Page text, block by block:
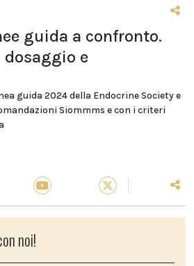
guida a confronto.
dosaggio e
guida 2024 della Endocrine Society e
Siommms e con i criteri
noi!